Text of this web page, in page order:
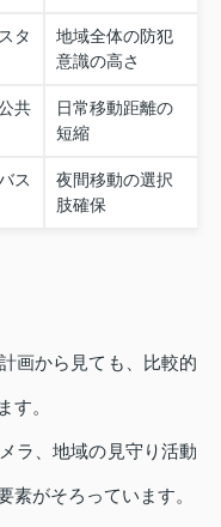
タ
地域全体の防犯
意識の高さ
共
日常移動距離の
短縮
ス
夜間移動の選択
肢確保
画から見ても、比較的
す。
ラ、地域の見守り活動
素がそろっています。